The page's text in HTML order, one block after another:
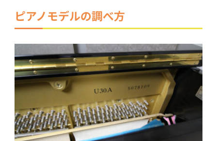
ピアノモデルの調べ方